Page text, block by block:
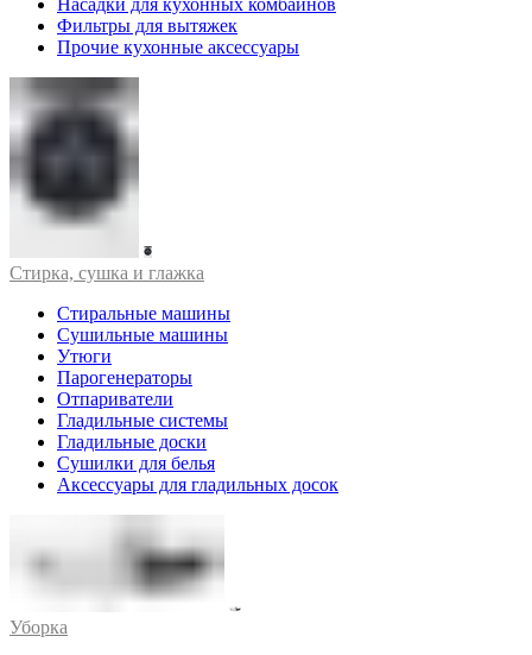
Фильтры для вытяжек
Прочие кухонные аксессуары
Стирка, сушка и глажка
Стиральные машины
Сушильные машины
Утюги
Парогенераторы
Отпариватели
Гладильные системы
Гладильные доски
Сушилки для белья
Аксессуары для гладильных досок
Уборка